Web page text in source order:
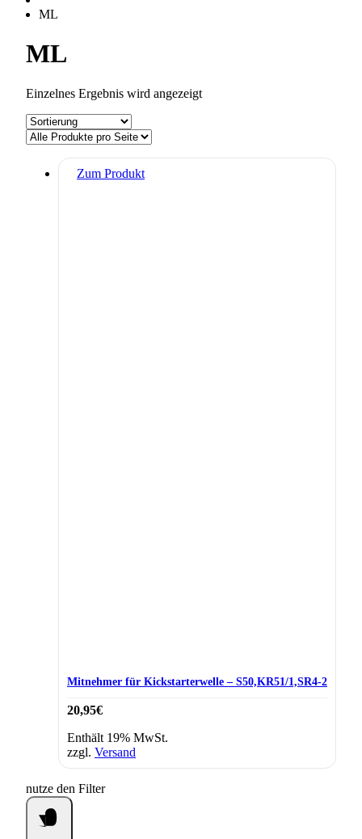
ML
ML
Einzelnes Ergebnis wird angezeigt
Zum Produkt
Mitnehmer für Kickstarterwelle – S50,KR51/1,SR4-2
20,95€
Enthält 19% MwSt.
zzgl. Versand
nutze den Filter